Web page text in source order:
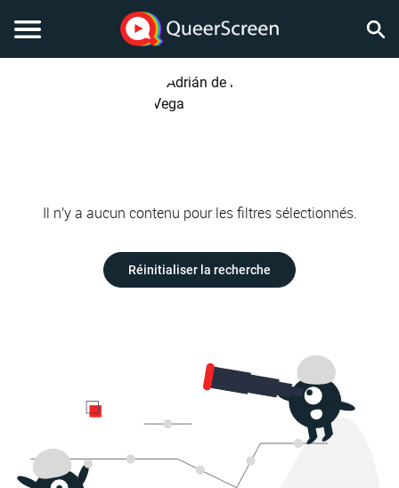
Il n'y a aucun contenu pour les filtres sélectionnés.
Réinitialiser la recherche